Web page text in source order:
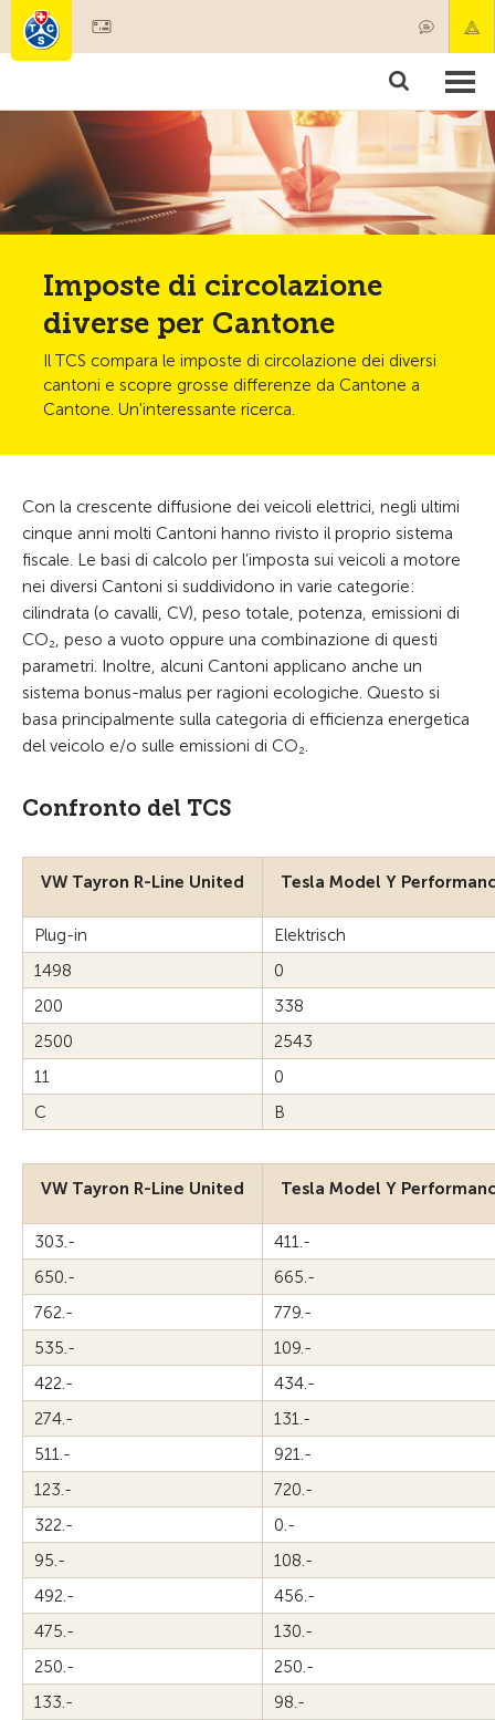
Imposte di circolazione
diverse per Cantone
Il TCS compara le imposte di circolazione dei diversi
cantoni e scopre grosse differenze da Cantone a
Cantone. Un'interessante ricerca.
Con la crescente diffusione dei veicoli elettrici, negli ultimi
cinque anni molti Cantoni hanno rivisto il proprio sistema
fiscale. Le basi di calcolo per l’imposta sui veicoli a motore
nei diversi Cantoni si suddividono in varie categorie:
cilindrata (o cavalli, CV), peso totale, potenza, emissioni di
CO₂, peso a vuoto oppure una combinazione di questi
parametri. Inoltre, alcuni Cantoni applicano anche un
sistema bonus-malus per ragioni ecologiche. Questo si
basa principalmente sulla categoria di efficienza energetica
del veicolo e/o sulle emissioni di CO₂.
Confronto del TCS
VW Tayron R-Line United Tesla Model Y
Plug-in
Elektrisch
1498
0
200
338
2500
2543
11
0
C
B
VW Tayron R-Line United Tesla Model Y
303.-
411.-
650.-
665.-
762.-
779.-
535.-
109.-
422.-
434.-
274.-
131.-
511.-
921.-
123.-
720.-
322.-
0.-
95.-
108.-
492.-
456.-
475.-
130.-
250.-
250.-
133.-
98.-